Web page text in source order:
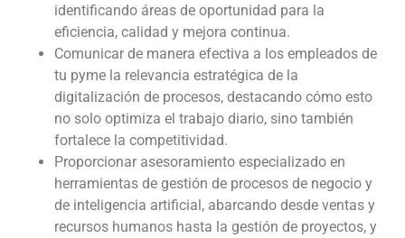
identificando áreas de oportunidad para la
eficiencia, calidad y mejora continua.
Comunicar de manera efectiva a los empleados de
tu pyme la relevancia estratégica de la
digitalización de procesos, destacando cómo esto
no solo optimiza el trabajo diario, sino también
fortalece la competitividad.
Proporcionar asesoramiento especializado en
herramientas de gestión de procesos de negocio y
de inteligencia artificial, abarcando desde ventas y
recursos humanos hasta la gestión de proyectos, y